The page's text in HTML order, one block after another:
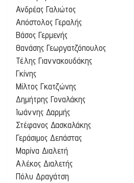
Ανδρέας Γαλιώτος
Απόστολος Γεραλής
Βάσος Γερμενής
Θανάσης Γεωργατζόπουλος
Τέλης Γιαννακουδάκης
Γκίνης
Μίλτος Γκατζώνης
Δημήτρης Γοναλάκης
Ιωάννης Δαρμής
Στέφανος Δασκαλάκης
Γεράσιμος Δεπάστας
Μαρίνα Διαλετή
Αλέκος Διαλετής
Πόλυ Δραγάτση